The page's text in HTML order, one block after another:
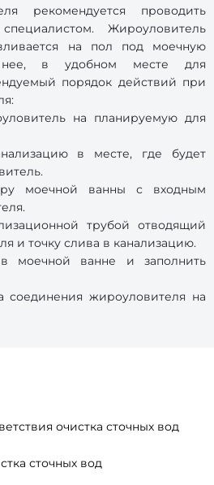
рекомендуется проводить
Жироуловитель
на пол под моечную
в удобном месте для
порядок действий при
на планируемую для
в месте, где будет
моечной ванны с входным
трубой отводящий
и точку слива в канализацию.
моечной ванне и заполнить
соединения жироуловителя на
очистка сточных вод
сточных вод